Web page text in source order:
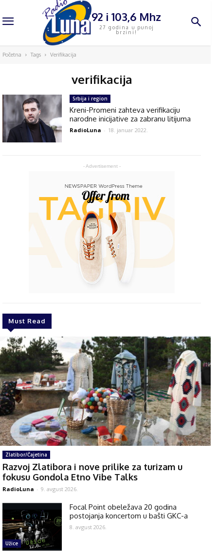
92 i 103,6 Mhz
27 godina u punoj
brzini!
Početna Tags Verifikacija
verifikacija
- Advertisement -
Must Read
Zlatibor/Čajetina
Razvoj Zlatibora i nove prilike za turizam u
fokusu Gondola Etno Vibe Talks
RadioLuna - 9. avgust 2026.
Užice
Focal Point obeležava 20 godina
postojanja koncertom u bašti GKC-a
8. avgust 2026.
Srbija i region
Kreni-Promeni zahteva verifikaciju
narodne inicijative za zabranu litijuma
RadioLuna - 18. januar 2022.